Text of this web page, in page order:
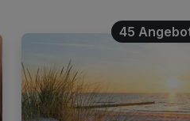
45